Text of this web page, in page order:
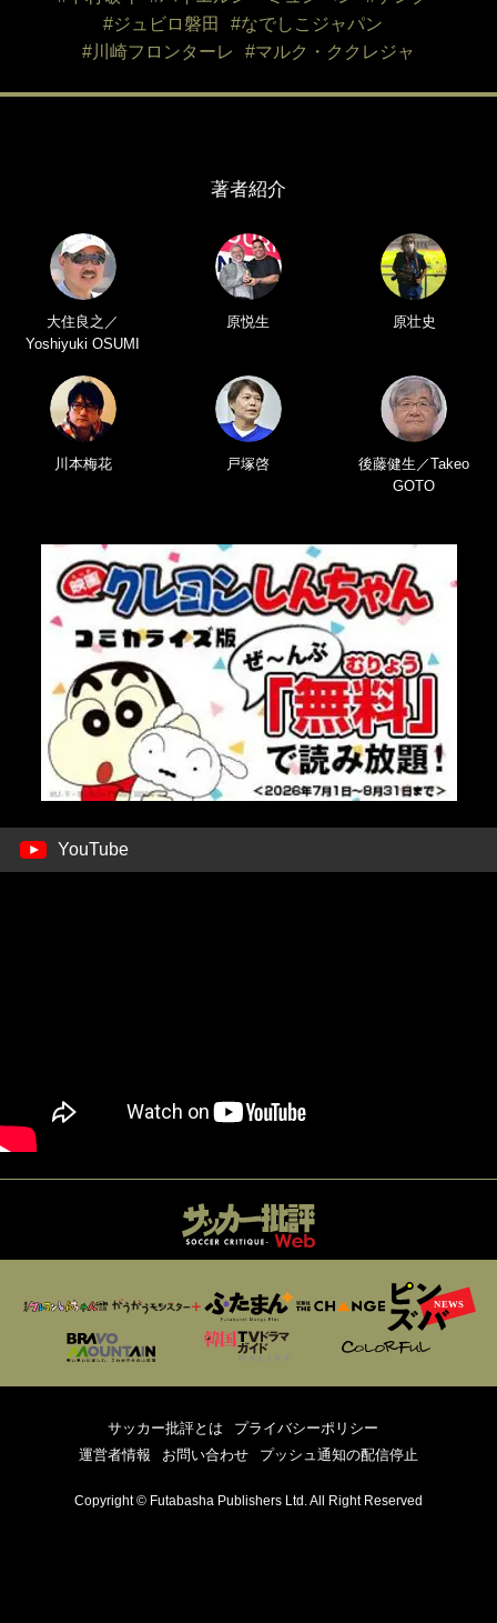
#ジュビロ磐田
#なでしこジャパン
#川崎フロンターレ
#マルク・ククレジャ
著者紹介
大住良之／
Yoshiyuki OSUMI
原悦生 原壮史
川本梅花 戸塚啓
後藤健生／Takeo
GOTO
YouTube
サッカー批評とは
プライバシーポリシー
運営者情報
お問い合わせ プッシュ通知の配信停止
Copyright © Futabasha Publishers Ltd. All Right Reserved